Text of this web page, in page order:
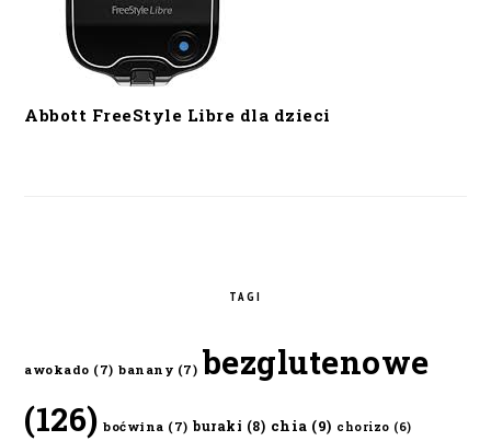
Abbott FreeStyle Libre dla dzieci
TAGI
awokado (7) banany (7) bezglutenowe
(126) boćwina (7) buraki (8) chia (9) chorizo (6)